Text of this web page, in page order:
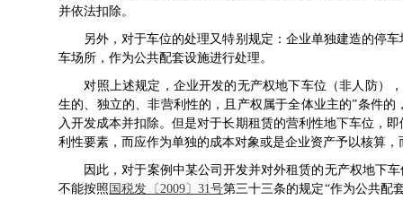
并依法扣除。
另外，对于车位的处理又特别规定：企业单独建造的停车
车场所，作为公共配套设施进行处理。
对照上述规定，企业开发的无产权地下车位（非人防），
生的、独立的、非营利性的，且产权属于全体业主的”条件
入开发成本并扣除。但是对于长期租赁的营利性地下车位，
利性要素，而应作为单独的成本对象或是企业资产予以核算
因此，对于案例中某公司开发并对外租赁的无产权地下车
不能按照 国税发〔2009〕31号第三十三条的规定“作为公共配